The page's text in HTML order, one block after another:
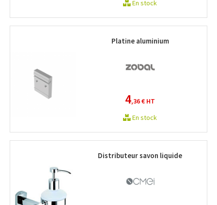
En stock
Platine aluminium
4,36 € HT
En stock
Distributeur savon liquide